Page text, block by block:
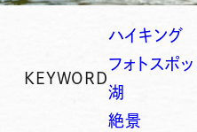
KEYWORD
ハイキング
フォトスポッ
湖
絶景